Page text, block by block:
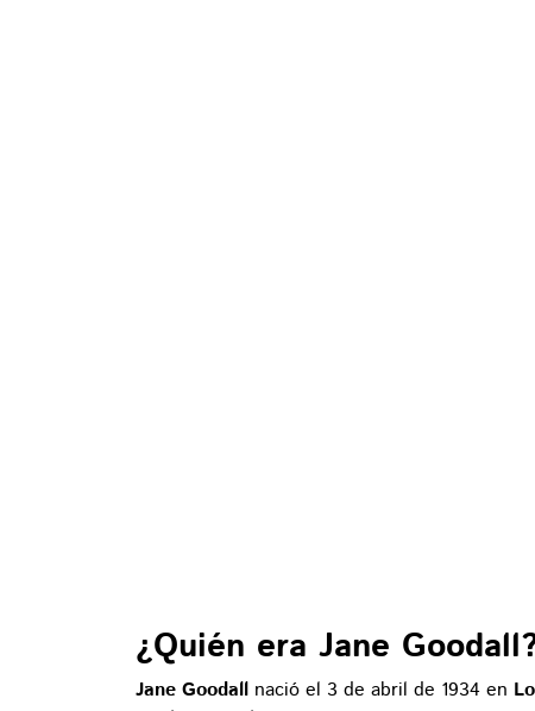
¿Quién era Jane
Jane Goodall nació el 3 de abril de 1934 en